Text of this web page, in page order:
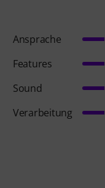
Ansprache
Features
Sound
Verarbeitung